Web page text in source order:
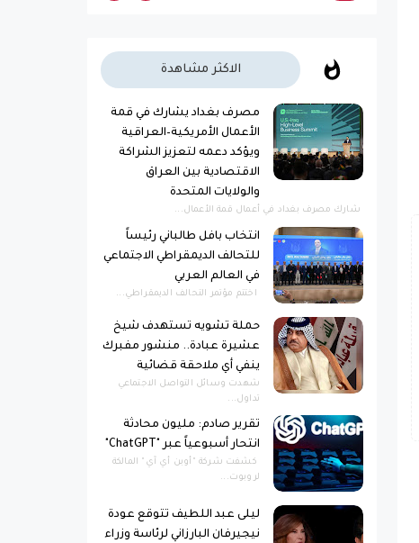
الاكثر مشاهدة
مصرف بغداد يشارك في قمة
الأعمال الأمريكية–العراقية
ويؤكد دعمه لتعزيز الشراكة
الاقتصادية بين العراق
والولايات المتحدة
شارك مصرف بغداد في أعمال قمة الأعمال...
انتخاب بافل طالباني رئيساً
للتحالف الديمقراطي الاجتماعي
في العالم العربي
اختتم مؤتمر التحالف الديمقراطي...
حملة تشويه تستهدف شيخ
عشيرة عبادة.. منشور مفبرك
ينفي أي ملاحقة قضائية
شهدت وسائل التواصل الاجتماعي
تداول...
تقرير صادم: مليون محادثة
انتحار أسبوعياً عبر "ChatGPT"
كشفت شركة "أوبن أي آي" المالكة
لروبوت...
ليلى عبد اللطيف تتوقع عودة
نيجيرفان البارزاني لرئاسة وزراء